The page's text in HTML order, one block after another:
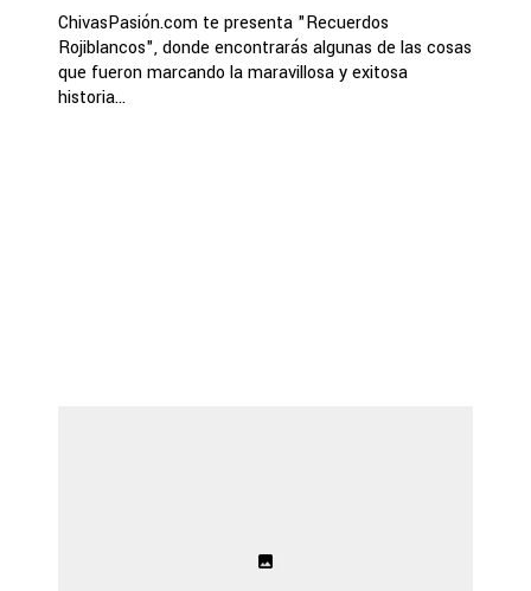
ChivasPasión.com te presenta "Recuerdos
Rojiblancos", donde encontrarás algunas de las cosas
que fueron marcando la maravillosa y exitosa
historia...